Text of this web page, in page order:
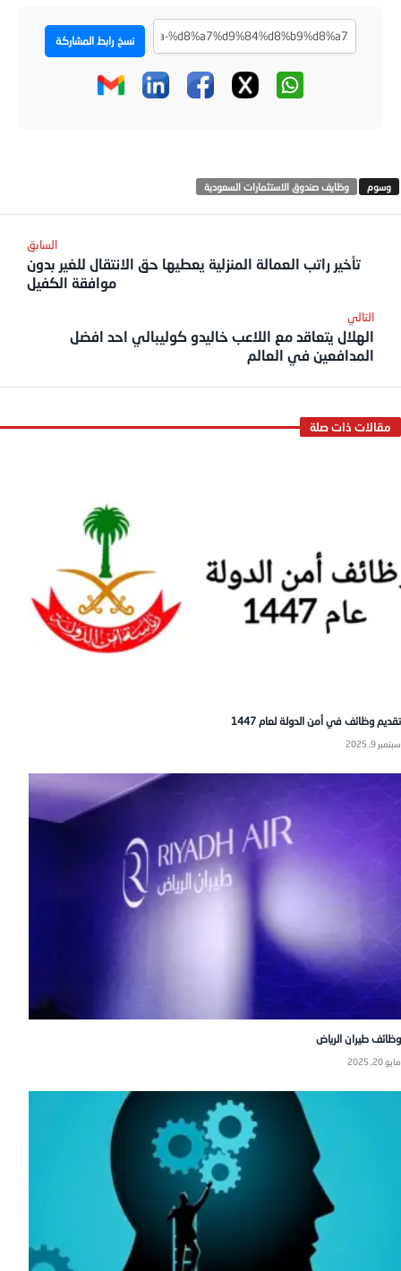
نسخ رابط المشاركة
وظايف صندوق الاستثمارات السعودية
تأخير راتب العمالة المنزلية يعطيها حق الانتقال للغير بدون
موافقة الكفيل
الهلال يتعاقد مع اللاعب خاليدو كوليبالي احد افضل
المدافعين في العالم
تقديم وظائف في أمن الدولة لعام 1447
سبتمبر 9, 2025
وظائف طيران الرياض
مايو 20, 2025